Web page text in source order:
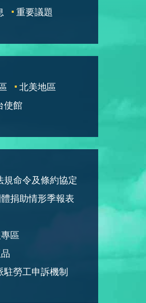
重要議題
北美地區
使館
規命令及條約協定
捐助情形季報表
區
駐勞工申訴機制